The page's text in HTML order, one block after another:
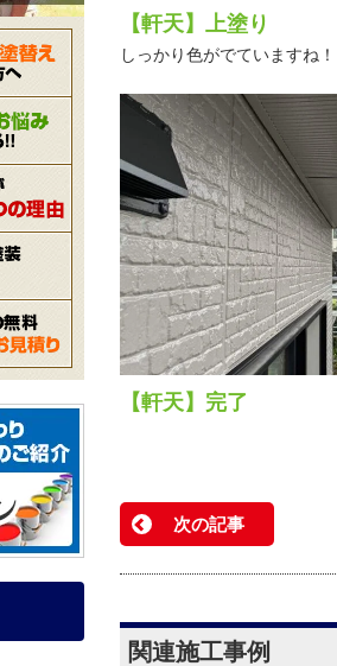
【軒天】上塗り
しっかり色がでていますね！
【軒天】完了
次の記事
関連施工事例